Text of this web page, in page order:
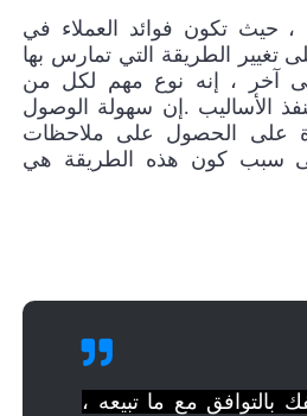
، حيث تكون فوائد العملاء في
تغيير الطريقة التي تمارس بها
آخر ، إنه نوع مهم لكل من
الأساليب . إن سهولة الوصول
على الحصول على ملاحظات
سبب كون هذه الطريقة هي
بالتوافق مع ما تبيعه ،